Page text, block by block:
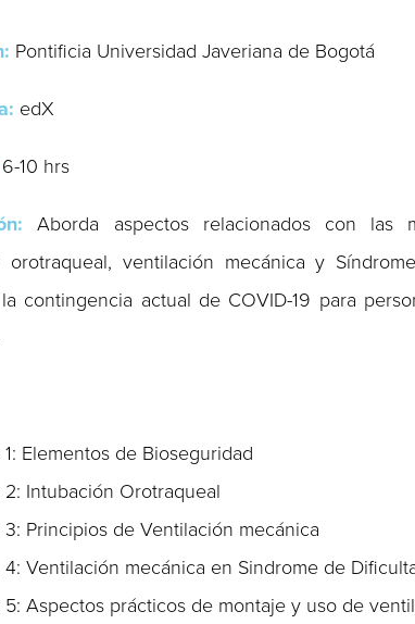
Pontificia Universidad Javeriana de Bogotá
edX
6-10 hrs
Aborda aspectos relacionados con las
orotraqueal, ventilación mecánica y
contingencia actual de COVID-19 para
1: Elementos de Bioseguridad
2: Intubación Orotraqueal
3: Principios de Ventilación mecánica
4: Ventilación mecánica en Sindrome de
5: Aspectos prácticos de montaje y uso de